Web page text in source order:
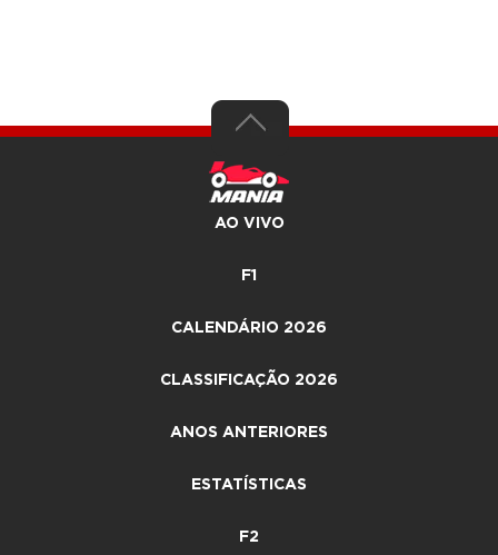
AO VIVO
F1
CALENDÁRIO 2026
CLASSIFICAÇÃO 2026
ANOS ANTERIORES
ESTATÍSTICAS
F2